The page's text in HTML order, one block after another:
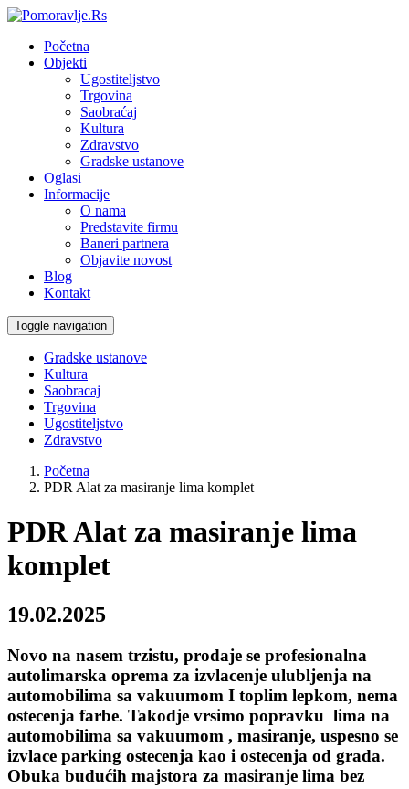
Početna
Objekti
Ugostiteljstvo
Trgovina
Saobraćaj
Kultura
Zdravstvo
Gradske ustanove
Oglasi
Informacije
O nama
Predstavite firmu
Baneri partnera
Objavite novost
Blog
Kontakt
Toggle navigation
Gradske ustanove
Kultura
Saobracaj
Trgovina
Ugostiteljstvo
Zdravstvo
Početna
PDR Alat za masiranje lima komplet
PDR Alat za masiranje lima
komplet
19.02.2025
Novo na nasem trzistu, prodaje se profesionalna
autolimarska oprema za izvlacenje ulubljenja na
automobilima sa vakuumom I toplim lepkom, nema
ostecenja farbe. Takodje vrsimo popravku lima na
automobilima sa vakuumom , masiranje, uspesno se
izvlace parking ostecenja kao i ostecenja od grada.
Obuka budućih majstora za masiranje lima bez